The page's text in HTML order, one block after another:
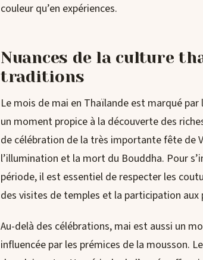
couleur qu’en expériences.
Nuances de la culture
traditions
Le mois de mai en Thaïlande est marqué
un moment propice à la découverte des
de célébration de la très importante fête de
l’illumination et la mort du Bouddha. Pour
période, il est essentiel de respecter les
des visites de temples et la participation aux
Au-delà des célébrations, mai est aussi un
influencée par les prémices de la mousson.